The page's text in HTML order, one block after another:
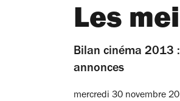
Les
Bilan cinéma 2013
annonces
mercredi 30 novembre